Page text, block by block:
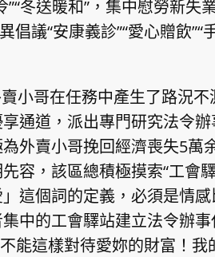
冬送暖和”，集中慰勞新失
議“安康義診”“愛心贈飲”“
小哥在任務中產生了路況
通道，派出專門研究法令
外賣小哥挽回經濟喪失5萬
容，該區總積極摸索“工會
這個詞的定義，必須是情
中的工會驛站建立法令辦
能這樣對待愛妳的財富！我